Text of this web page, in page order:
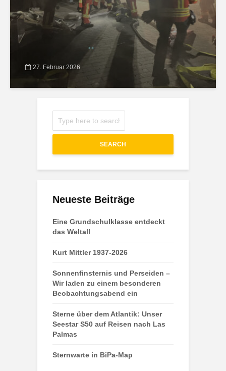
27. Februar 2026
SEARCH
Neueste Beiträge
Eine Grundschulklasse entdeckt
das Weltall
Kurt Mittler 1937-2026
Sonnenfinsternis und Perseiden –
Wir laden zu einem besonderen
Beobachtungsabend ein
Sterne über dem Atlantik: Unser
Seestar S50 auf Reisen nach Las
Palmas
Sternwarte in BiPa-Map